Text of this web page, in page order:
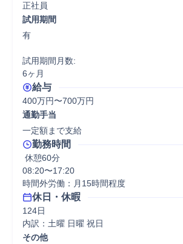
正社員
試用期間
有
試用期間月数:
6ヶ月
給与
400万円〜700万円
通勤手当
一定額まで支給
勤務時間
休憩60分
08:20〜17:20
時間外労働：月15時間程度
休日・休暇
124日
内訳：土曜 日曜 祝日
その他